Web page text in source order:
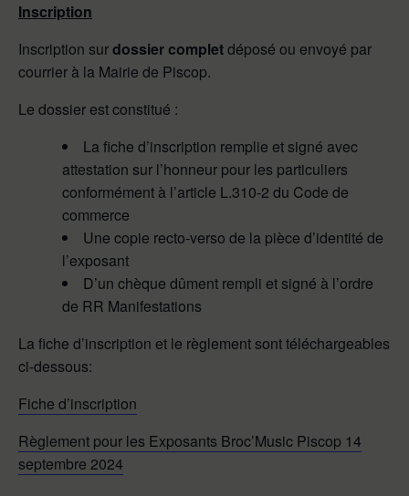
Inscription
Inscription surdossier completdéposé ou envoyé par
courrier à la Mairie de Piscop.
Le dossier est constitué :
La fiche d’inscription remplie et signé avec
attestation sur l’honneur pour les particuliers
conformément à l’article L.310-2 du Code de
commerce
Une copie recto-verso de la pièce d’identité de
l’exposant
D’un chèque dûment rempli et signé à l’ordre
de RR Manifestations
La fiche d’inscription et le règlement sont téléchargeables
ci-dessous:
Fiche d’inscription
Règlement pour les Exposants Broc’Music Piscop 14
septembre 2024